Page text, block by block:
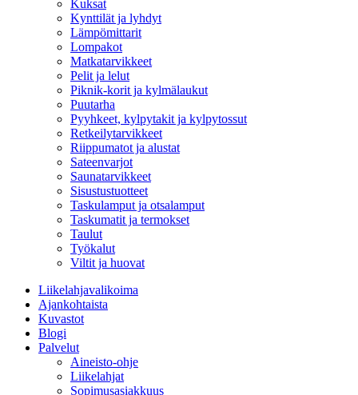
Kuksat
Kynttilät ja lyhdyt
Lämpömittarit
Lompakot
Matkatarvikkeet
Pelit ja lelut
Piknik-korit ja kylmälaukut
Puutarha
Pyyhkeet, kylpytakit ja kylpytossut
Retkeilytarvikkeet
Riippumatot ja alustat
Sateenvarjot
Saunatarvikkeet
Sisustustuotteet
Taskulamput ja otsalamput
Taskumatit ja termokset
Taulut
Työkalut
Viltit ja huovat
Liikelahjavalikoima
Ajankohtaista
Kuvastot
Blogi
Palvelut
Aineisto-ohje
Liikelahjat
Sopimusasiakkuus